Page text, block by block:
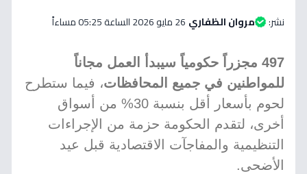
نشر: مروان الظفاري 26 مايو 2026 الساعة 05:25 مساءاً
497 مجزراً حكومياً سيبدأ العمل مجاناً
للمواطنين في جميع المحافظات، فيما ستطرح
لحوم بأسعار أقل بنسبة 30% من أسواق
أخرى، لتقدم الحكومة حزمة من الإجراءات
التنظيمية والمفاجآت الاقتصادية قبل عيد
الأضحى.